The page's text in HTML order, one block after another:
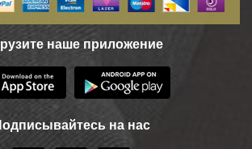
наше приложение
на нас